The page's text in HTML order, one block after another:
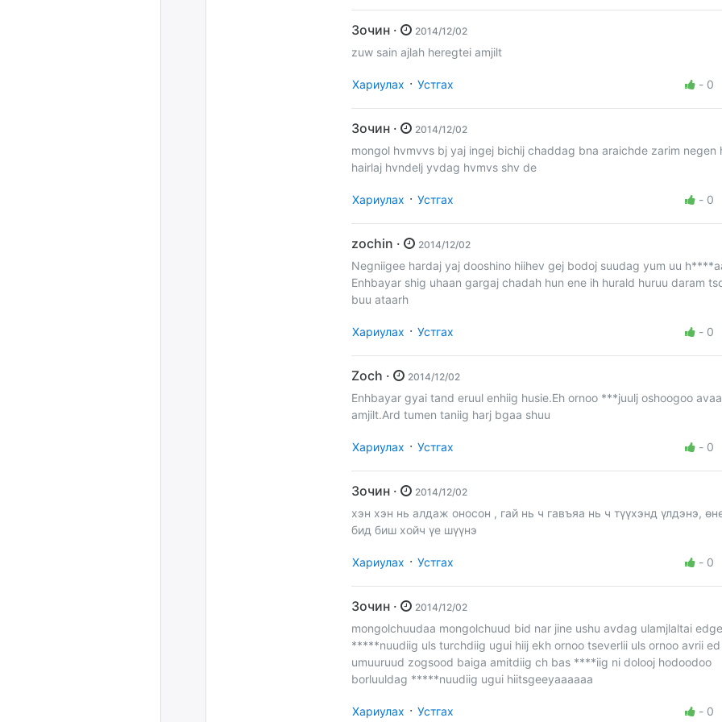
Зочин · 2014/12/02
zuw sain ajlah heregtei amjilt
Хариулах · Устгах - 0
Зочин · 2014/12/02
mongol hvmvvs bj yaj ingej bichij chaddag bna araichde zarim negen
hairlaj hvndelj yvdag hvmvs shv de
Хариулах · Устгах - 0
zochin · 2014/12/02
Negniigee hardaj yaj dooshino hiihev gej bodoj suudag yum uu
Enhbayar shig uhaan gargaj chadah hun ene ih hurald huruu daram
buu ataarh
Хариулах · Устгах - 0
Zoch · 2014/12/02
Enhbayar gyai tand eruul enhiig husie.Eh ornoo ***juulj oshoogoo
amjilt.Ard tumen taniig harj bgaa shuu
Хариулах · Устгах - 0
Зочин · 2014/12/02
хэн хэн нь алдаж оносон , гай нь ч гавъяа нь ч түүхэнд үлдэнэ,
бид биш хойч үе шүүнэ
Хариулах · Устгах - 0
Зочин · 2014/12/02
mongolchuudaa mongolchuud bid nar jine ushu avdag ulamjlaltai
*****nuudiig uls turchdiig ugui hiij ekh ornoo tseverlii uls ornoo avrii
umuuruud zogsood baiga amitdiig ch bas ****iig ni dolooj hodoodoo
borluuldag *****nuudiig ugui hiitsgeeyaaaaaa
Хариулах · Устгах - 0